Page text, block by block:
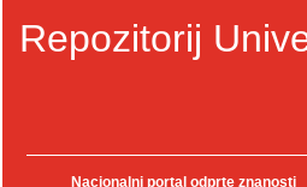
Repozitorij
Nacionalni portal odprte znanosti